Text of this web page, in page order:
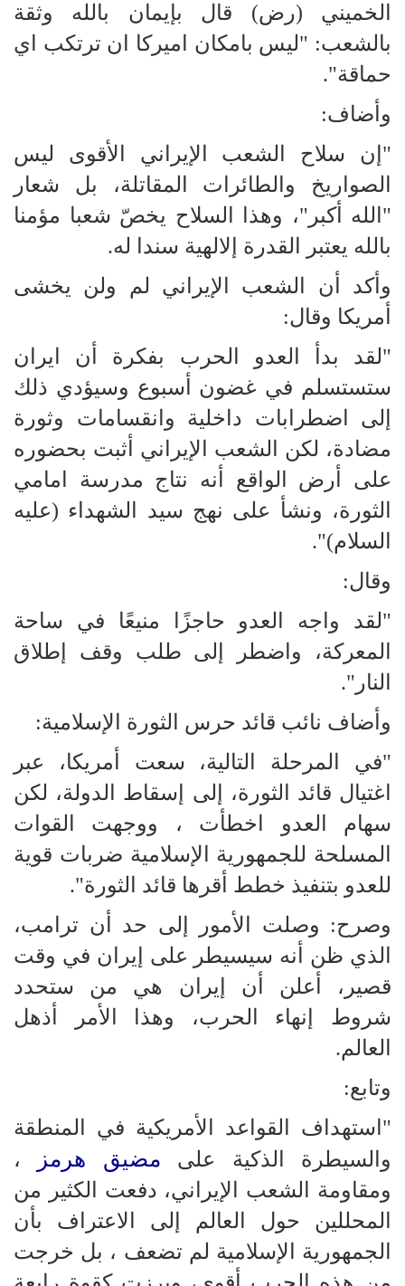
الخميني (رض) قال بإيمان بالله وثقة
بالشعب: "ليس بامكان اميركا ان ترتكب اي
حماقة".
وأضاف:
"إن سلاح الشعب الإيراني الأقوى ليس
الصواريخ والطائرات المقاتلة، بل شعار
"الله أكبر"، وهذا السلاح يخصّ شعبا مؤمنا
بالله يعتبر القدرة إلالهية سندا له.
وأكد أن الشعب الإيراني لم ولن يخشى
أمريكا وقال:
"لقد بدأ العدو الحرب بفكرة أن ايران
ستستسلم في غضون أسبوع وسيؤدي ذلك
إلى اضطرابات داخلية وانقسامات وثورة
مضادة، لكن الشعب الإيراني أثبت بحضوره
على أرض الواقع أنه نتاج مدرسة امامي
الثورة، ونشأ على نهج سيد الشهداء (عليه
السلام)".
وقال:
"لقد واجه العدو حاجزًا منيعًا في ساحة
المعركة، واضطر إلى طلب وقف إطلاق
النار".
وأضاف نائب قائد حرس الثورة الإسلامية:
"في المرحلة التالية، سعت أمريكا، عبر
اغتيال قائد الثورة، إلى إسقاط الدولة، لكن
سهام العدو اخطأت ، ووجهت القوات
المسلحة للجمهورية الإسلامية ضربات قوية
للعدو بتنفيذ خطط أقرها قائد الثورة".
وصرح: وصلت الأمور إلى حد أن ترامب،
الذي ظن أنه سيسيطر على إيران في وقت
قصير، أعلن أن إيران هي من ستحدد
شروط إنهاء الحرب، وهذا الأمر أذهل
العالم.
وتابع:
"استهداف القواعد الأمريكية في المنطقة
والسيطرة الذكية على مضيق هرمز
،
ومقاومة الشعب الإيراني، دفعت الكثير من
المحللين حول العالم إلى الاعتراف بأن
الجمهورية الإسلامية لم تضعف ، بل خرجت